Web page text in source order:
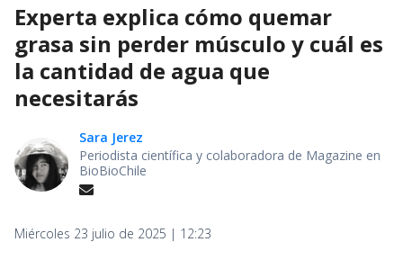
Experta explica cómo quemar
grasa sin perder músculo y cuál es
la cantidad de agua que
necesitarás
Sara Jerez
Periodista científica y colaboradora de Magazine en
BioBioChile
Miércoles 23 julio de 2025 | 12:23